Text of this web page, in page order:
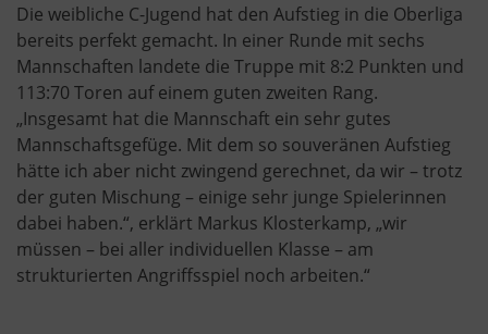
Die weibliche C-Jugend hat den Aufstieg in die Oberliga
bereits perfekt gemacht. In einer Runde mit sechs
Mannschaften landete die Truppe mit 8:2 Punkten und
113:70 Toren auf einem guten zweiten Rang.
„Insgesamt hat die Mannschaft ein sehr gutes
Mannschaftsgefüge. Mit dem so souveränen Aufstieg
hätte ich aber nicht zwingend gerechnet, da wir – trotz
der guten Mischung – einige sehr junge Spielerinnen
dabei haben.“, erklärt Markus Klosterkamp, „wir
müssen – bei aller individuellen Klasse – am
strukturierten Angriffsspiel noch arbeiten.“